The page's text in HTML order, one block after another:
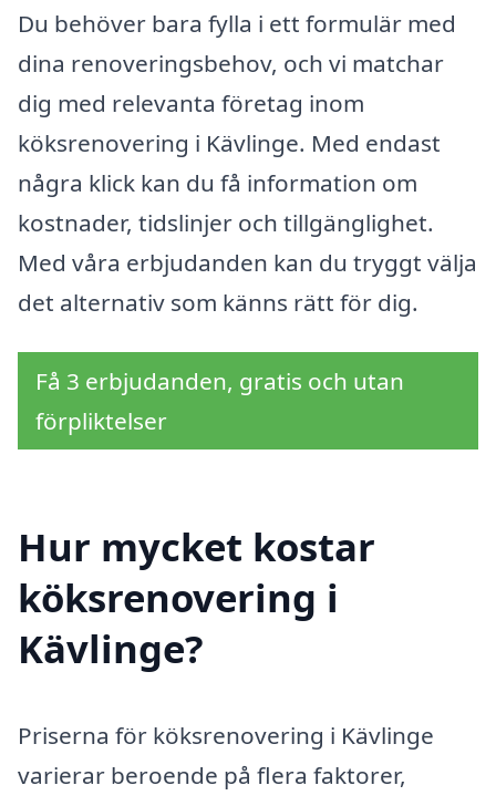
Du behöver bara fylla i ett formulär med
dina renoveringsbehov, och vi matchar
dig med relevanta företag inom
köksrenovering i Kävlinge. Med endast
några klick kan du få information om
kostnader, tidslinjer och tillgänglighet.
Med våra erbjudanden kan du tryggt välja
det alternativ som känns rätt för dig.
Få 3 erbjudanden, gratis och utan
förpliktelser
Hur mycket kostar
köksrenovering i
Kävlinge?
Priserna för köksrenovering i Kävlinge
varierar beroende på flera faktorer,